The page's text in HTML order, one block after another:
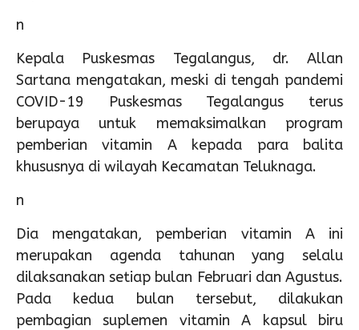
n
Kepala Puskesmas Tegalangus, dr. Allan
Sartana mengatakan, meski di tengah pandemi
COVID-19 Puskesmas Tegalangus terus
berupaya untuk memaksimalkan program
pemberian vitamin A kepada para balita
khususnya di wilayah Kecamatan Teluknaga.
n
Dia mengatakan, pemberian vitamin A ini
merupakan agenda tahunan yang selalu
dilaksanakan setiap bulan Februari dan Agustus.
Pada kedua bulan tersebut, dilakukan
pembagian suplemen vitamin A kapsul biru